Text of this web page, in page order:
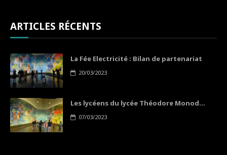
ARTICLES RÉCENTS
La Fée Electricité : Bilan de partenariat
20/03/2023
Les lycéens du lycée Théodore Monod...
07/03/2023